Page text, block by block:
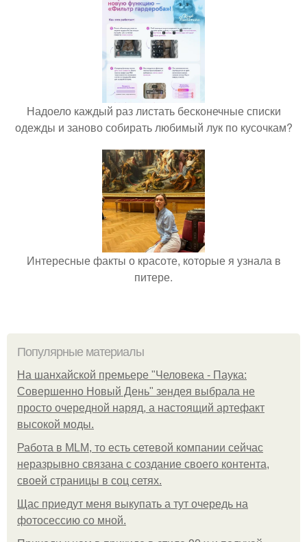
Надоело каждый раз листать бесконечные списки
одежды и заново собирать любимый лук по кусочкам?
Интересные факты о красоте, которые я узнала в
питере.
Популярные материалы
На шанхайской премьере "Человека - Паука:
Совершенно Новый День" зендея выбрала не
просто очередной наряд, а настоящий артефакт
высокой моды.
Работа в MLM, то есть сетевой компании сейчас
неразрывно связана с создание своего контента,
своей страницы в соц сетях.
Щас приедут меня выкупать а тут очередь на
фотосессию со мной.